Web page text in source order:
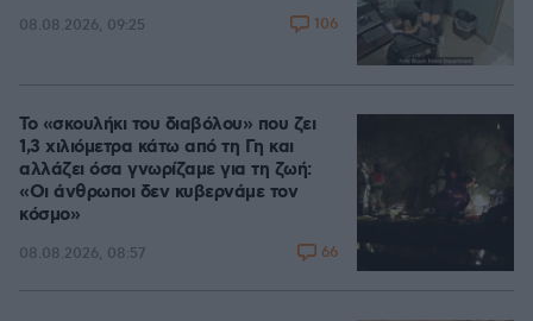
08.08.2026, 09:25 106
Το «σκουλήκι του διαβόλου» που ζει
1,3 χιλιόμετρα κάτω από τη Γη και
αλλάζει όσα γνωρίζαμε για τη ζωή:
«Οι άνθρωποι δεν κυβερνάμε τον
κόσμο»
08.08.2026, 08:57 66